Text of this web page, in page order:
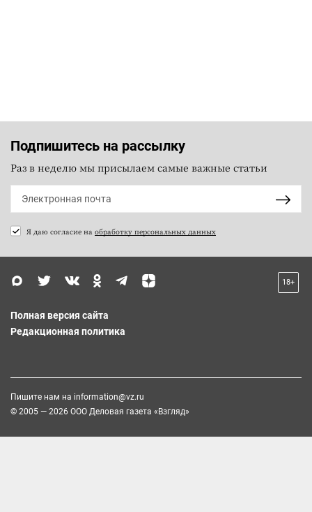
Подпишитесь на рассылку
Раз в неделю мы присылаем самые важные статьи
Я даю согласие на обработку персональных данных
18+
Полная версия сайта
Редакционная политика
Пишите нам на information@vz.ru
© 2005 — 2026 ООО Деловая газета «Взгляд»